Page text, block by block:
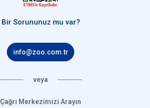
Bir Sorununuz mu var?
info@zoo.com.tr
veya
Çağrı Merkezimizi Arayın